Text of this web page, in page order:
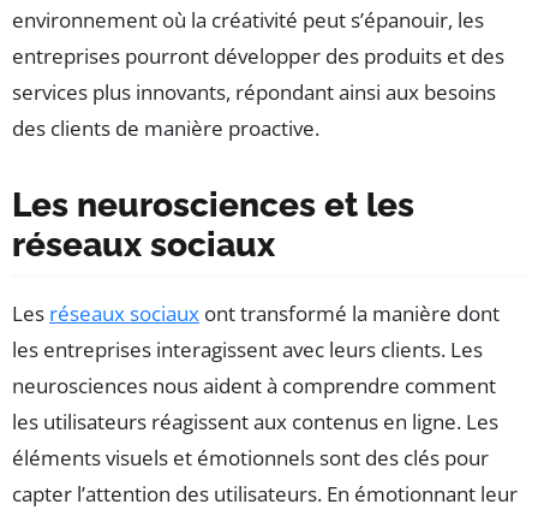
environnement où la créativité peut s’épanouir, les
entreprises pourront développer des produits et des
services plus innovants, répondant ainsi aux besoins
des clients de manière proactive.
Les neurosciences et les
réseaux sociaux
Les réseaux sociaux ont transformé la manière dont
les entreprises interagissent avec leurs clients. Les
neurosciences nous aident à comprendre comment
les utilisateurs réagissent aux contenus en ligne. Les
éléments visuels et émotionnels sont des clés pour
capter l’attention des utilisateurs. En émotionnant leur